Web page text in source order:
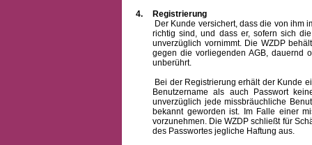
4.
Registrierung
Der Kunde versichert, dass die von ihm
richtig sind, und dass er, sofern sich
unverzüglich vornimmt. Die WZDP
gegen die vorliegenden AGB, dauernd
unberührt.
Bei der Registrierung erhält der Kunde
Benutzernameals auch Passwort
unverzüglich jede missbräuchliche
bekannt geworden ist. Im Falle einer
vorzunehmen. Die WZDP schließt für
des Passwortes jegliche Haftung aus.